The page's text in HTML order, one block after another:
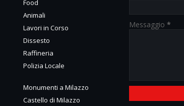
Food
Animali
Lavori in Corso
Dissesto
Raffineria
Polizia Locale
Monumenti a Milazzo
Castello di Milazzo
Messaggio *